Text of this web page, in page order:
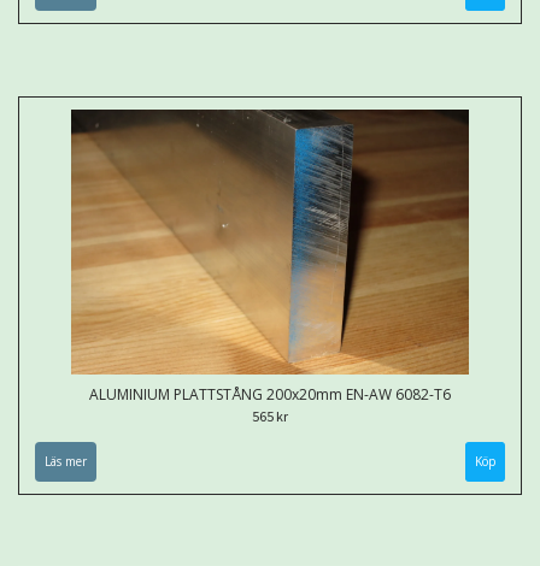
ALUMINIUM PLATTSTÅNG 200x20mm EN-AW 6082-T6
565 kr
Läs mer Köp